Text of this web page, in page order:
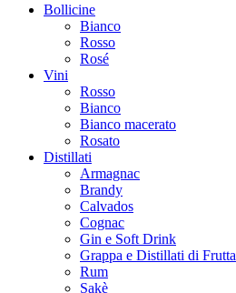
Bollicine
Bianco
Rosso
Rosé
Vini
Rosso
Bianco
Bianco macerato
Rosato
Distillati
Armagnac
Brandy
Calvados
Cognac
Gin e Soft Drink
Grappa e Distillati di Frutta
Rum
Sakè